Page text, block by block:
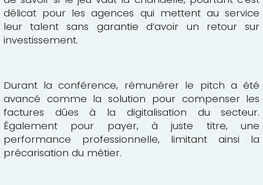
délicat pour les agences qui mettent au service
leur talent sans garantie d’avoir un retour sur
investissement.
Durant la conférence, rémunérer le pitch a été
avancé comme la solution pour compenser les
factures dûes à la digitalisation du secteur.
Également pour payer, à juste titre, une
performance professionnelle, limitant ainsi la
précarisation du métier.